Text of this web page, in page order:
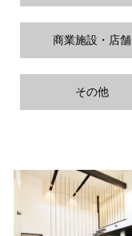
商業施設・店舗
その他